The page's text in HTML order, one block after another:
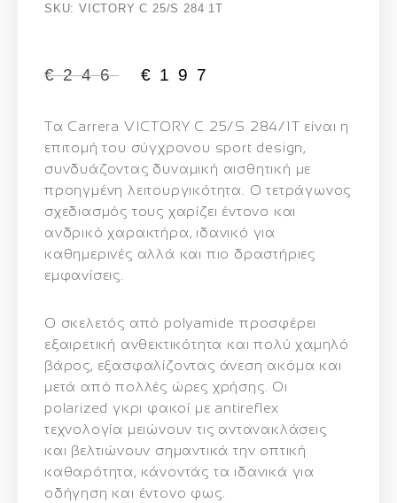
SKU: VICTORY C 25/S 284 1T
€246 € 197
Τα Carrera VICTORY C 25/S 284/1T είναι η
επιτομή του σύγχρονου sport design,
συνδυάζοντας δυναμική αισθητική με
προηγμένη λειτουργικότητα. Ο τετράγωνος
σχεδιασμός τους χαρίζει έντονο και
ανδρικό χαρακτήρα, ιδανικό για
καθημερινές αλλά και πιο δραστήριες
εμφανίσεις.
Ο σκελετός από polyamide προσφέρει
εξαιρετική ανθεκτικότητα και πολύ χαμηλό
βάρος, εξασφαλίζοντας άνεση ακόμα και
μετά από πολλές ώρες χρήσης. Οι
polarized γκρι φακοί με antireflex
τεχνολογία μειώνουν τις αντανακλάσεις
και βελτιώνουν σημαντικά την οπτική
καθαρότητα, κάνοντάς τα ιδανικά για
οδήγηση και έντονο φως.